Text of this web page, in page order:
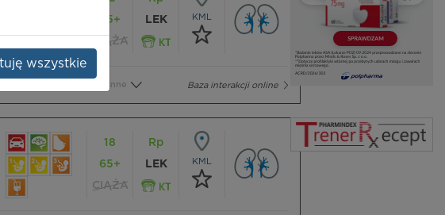
65+
CIĄŻA
LEK
KML
Baza interakcji online
Inne
18
65+
CIĄŻA
Rp
LEK
KML
wszystkie